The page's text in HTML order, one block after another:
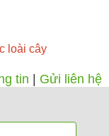
loài cây
tin Gửi liên hệ